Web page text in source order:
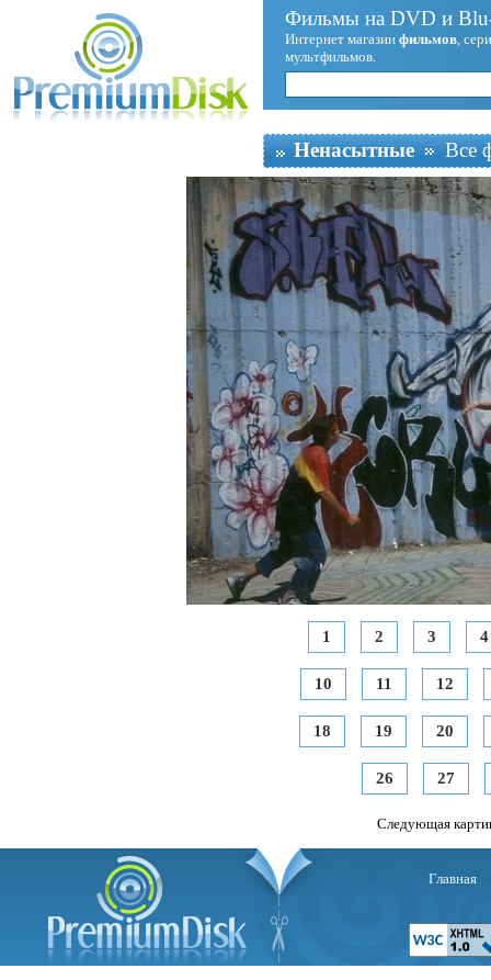
Фильмы на DVD и
Интернет магазин фильмов,
мультфильмов.
Ненасытные Все
1 2 3 4
10 11 12
18 19 20
26 27
Следующая
Главная